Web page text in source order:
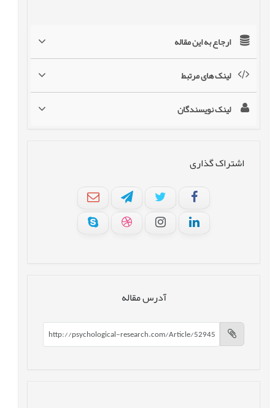
ارجاع به این مقاله
لینک های مرتبط
لینک نویسندگان
اشتراک گذاری
آدرس مقاله